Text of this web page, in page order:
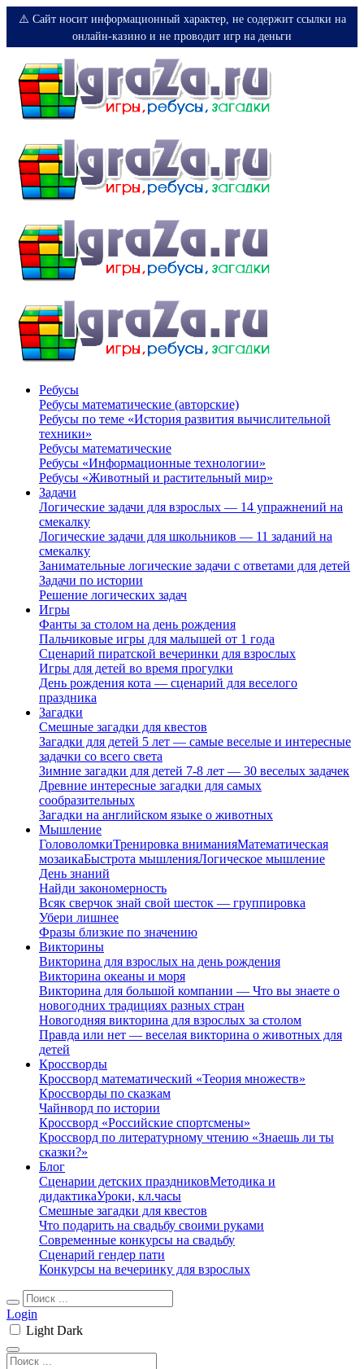
⚠️ Сайт носит информационный характер, не содержит ссылки на
онлайн-казино и не проводит игр на деньги
Ребусы
Ребусы математические (авторские)
Ребусы по теме «История развития вычислительной
техники»
Ребусы математические
Ребусы «Информационные технологии»
Ребусы «Животный и растительный мир»
Задачи
Логические задачи для взрослых — 14 упражнений на
смекалку
Логические задачи для школьников — 11 заданий на
смекалку
Занимательные логические задачи с ответами для детей
Задачи по истории
Решение логических задач
Игры
Фанты за столом на день рождения
Пальчиковые игры для малышей от 1 года
Сценарий пиратской вечеринки для взрослых
Игры для детей во время прогулки
День рождения кота — сценарий для веселого
праздника
Загадки
Смешные загадки для квестов
Загадки для детей 5 лет — самые веселые и интересные
задачки со всего света
Зимние загадки для детей 7-8 лет — 30 веселых задачек
Древние интересные загадки для самых
сообразительных
Загадки на английском языке о животных
Мышление
ГоловоломкиТренировка вниманияМатематическая
мозаикаБыстрота мышленияЛогическое мышление
День знаний
Найди закономерность
Всяк сверчок знай свой шесток — группировка
Убери лишнее
Фразы близкие по значению
Викторины
Викторина для взрослых на день рождения
Викторина океаны и моря
Викторина для большой компании — Что вы знаете о
новогодних традициях разных стран
Новогодняя викторина для взрослых за столом
Правда или нет — веселая викторина о животных для
детей
Кроссворды
Кроссворд математический «Теория множеств»
Кроссворды по сказкам
Чайнворд по истории
Кроссворд «Российские спортсмены»
Кроссворд по литературному чтению «Знаешь ли ты
сказки?»
Блог
Сценарии детских праздниковМетодика и
дидактикаУроки, кл.часы
Смешные загадки для квестов
Что подарить на свадьбу своими руками
Современные конкурсы на свадьбу
Сценарий гендер пати
Конкурсы на вечеринку для взрослых
Login
Light Dark